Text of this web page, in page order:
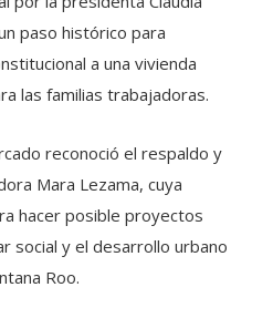
paso histórico para
a una vivienda
las familias trabajadoras.
reconoció el respaldo y
Mara Lezama, cuya
hacer posible proyectos
social y el desarrollo urbano
Roo.